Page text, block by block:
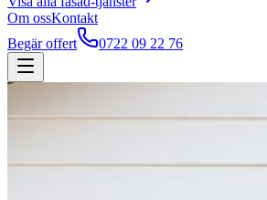
Om ossKontakt
Begär offert
0722 09 22 76